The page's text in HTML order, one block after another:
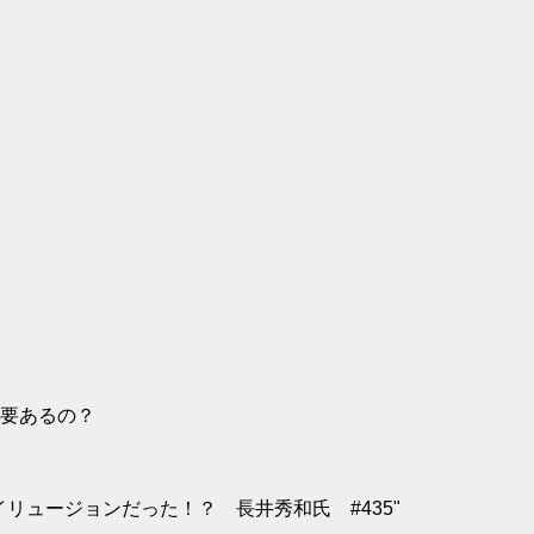
あるの？
リュージョンだった！？ 長井秀和氏 #435"